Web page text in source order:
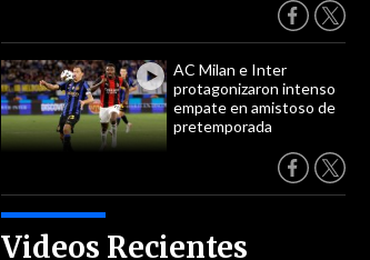
AC Milan e Inter
protagonizaron intenso
empate en amistoso de
pretemporada
Videos Recientes